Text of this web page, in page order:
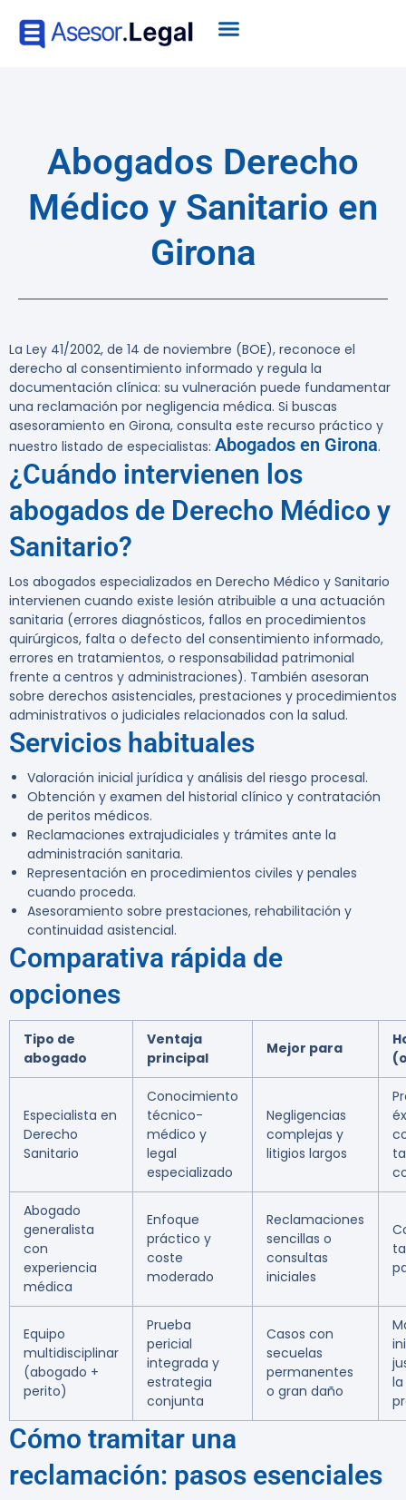
Abogados Derecho
Médico y Sanitario en
Girona
La Ley 41/2002, de 14 de noviembre (BOE), reconoce el
derecho al consentimiento informado y regula la
documentación clínica: su vulneración puede fundamentar
una reclamación por negligencia médica. Si buscas
asesoramiento en Girona, consulta este recurso práctico y
nuestro listado de especialistas: Abogados en Girona.
¿Cuándo intervienen los
abogados de Derecho Médico y
Sanitario?
Los abogados especializados en Derecho Médico y Sanitario
intervienen cuando existe lesión atribuible a una actuación
sanitaria (errores diagnósticos, fallos en procedimientos
quirúrgicos, falta o defecto del consentimiento informado,
errores en tratamientos, o responsabilidad patrimonial
frente a centros y administraciones). También asesoran
sobre derechos asistenciales, prestaciones y procedimientos
administrativos o judiciales relacionados con la salud.
Servicios habituales
Valoración inicial jurídica y análisis del riesgo procesal.
Obtención y examen del historial clínico y contratación
de peritos médicos.
Reclamaciones extrajudiciales y trámites ante la
administración sanitaria.
Representación en procedimientos civiles y penales
cuando proceda.
Asesoramiento sobre prestaciones, rehabilitación y
continuidad asistencial.
Comparativa rápida de
opciones
Tipo de
abogado
Ventaja
principal
Mejor para
Especialista en
Derecho
Sanitario
Conocimiento
técnico-
médico y
legal
especializado
Negligencias
complejas y
litigios largos
Abogado
generalista
con
experiencia
médica
Enfoque
práctico y
coste
moderado
Reclamaciones
sencillas o
consultas
iniciales
Equipo
multidisciplinar
(abogado +
perito)
Prueba
pericial
integrada y
estrategia
conjunta
Casos con
secuelas
permanentes
o gran daño
Cómo tramitar una
reclamación: pasos esenciales